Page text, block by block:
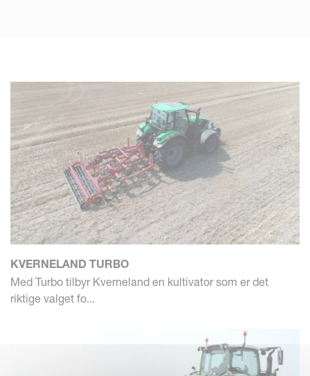
KVERNELAND TURBO
Med Turbo tilbyr Kverneland en kultivator som er det
riktige valget fo...